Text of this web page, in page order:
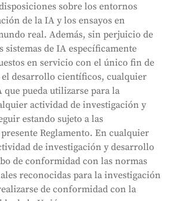
sobre los entornos
de la IA y los ensayos en
real. Además, sin perjuicio de
sistemas de IA específicamente
en servicio con el único fin de
desarrollo científicos, cualquier
que pueda utilizarse para la
actividad de investigación y
estando sujeto a las
Reglamento. En cualquier
de investigación y desarrollo
de conformidad con las normas
reconocidas para la investigación
de conformidad con la